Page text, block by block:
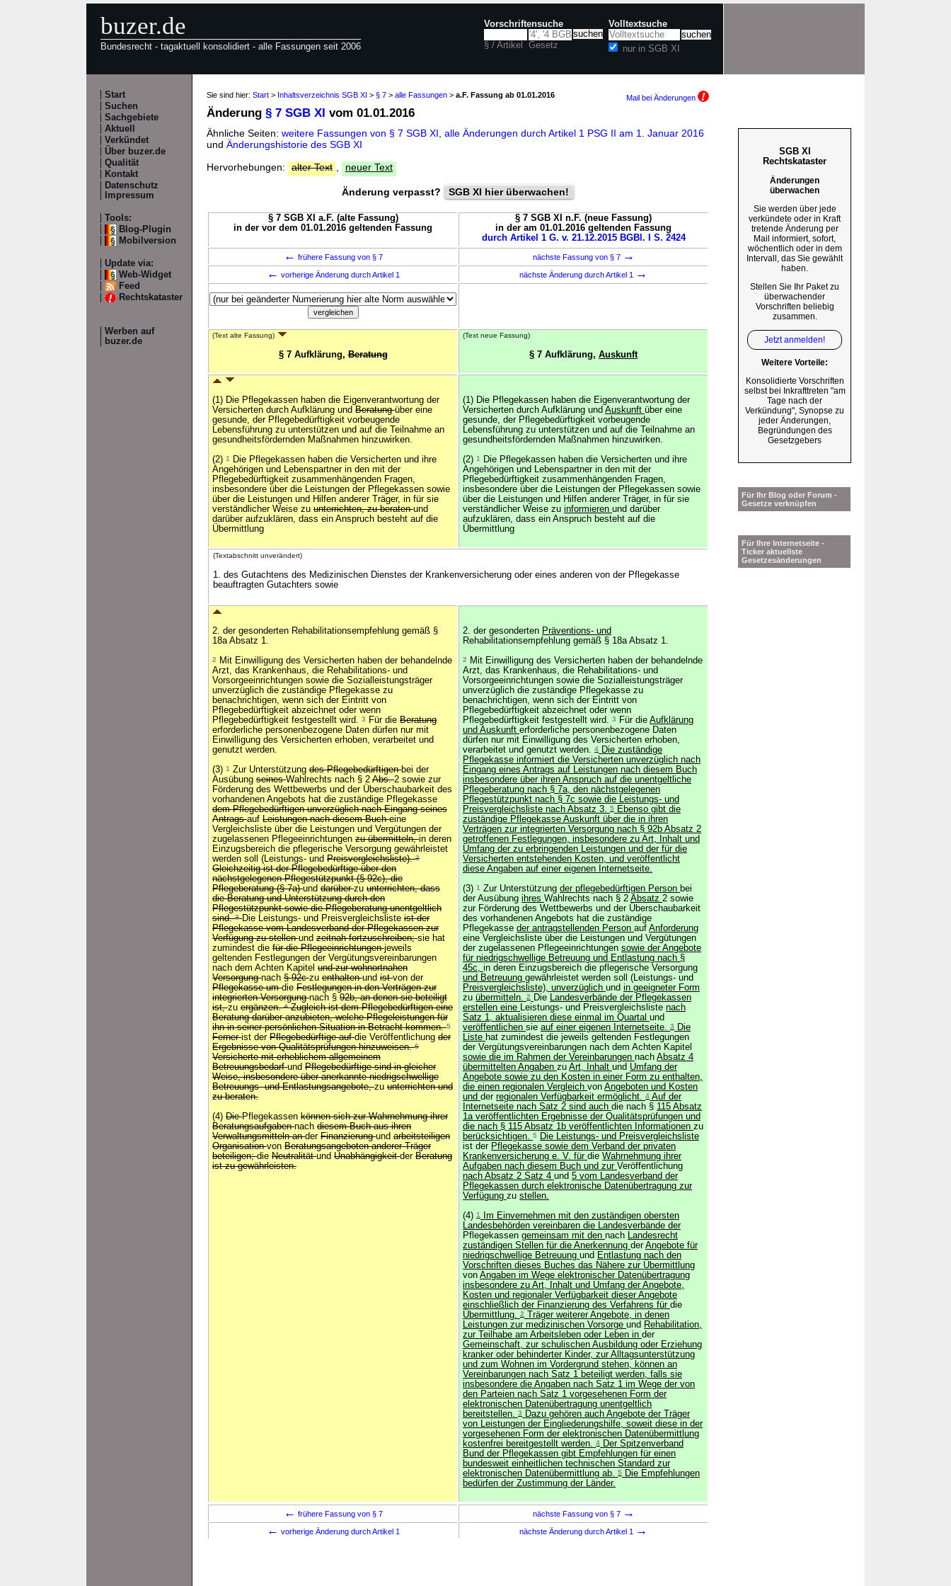
buzer.de
Bundesrecht - tagaktuell konsolidiert - alle Fassungen seit 2006
Vorschriftensuche
§ / Artikel Gesetz
Volltextsuche
nur in SGB XI
Start
Suchen
Sachgebiete
Aktuell
Verkündet
Über buzer.de
Qualität
Kontakt
Datenschutz
Impressum
Tools:
Blog-Plugin
Mobilversion
Update via:
Web-Widget
Feed
Rechtskataster
Werben auf
buzer.de
Sie sind hier: Start > Inhaltsverzeichnis SGB XI > § 7 > alle Fassungen > a.F. Fassung ab 01.01.2016 Mail bei Änderungen
Änderung § 7 SGB XI vom 01.01.2016
Ähnliche Seiten: weitere Fassungen von § 7 SGB XI alle Änderungen durch Artikel 1 PSG II am 1. Januar 2016
und Änderungshistorie des SGB XI
Hervorhebungen:
alter Text neuer Text
Änderung verpasst? SGB XI hier überwachen!
§ 7 SGB XI a.F. (alte Fassung)
in der vor dem 01.01.2016 geltenden Fassung
§ 7 SGB XI n.F. (neue Fassung)
in der am 01.01.2016 geltenden Fassung
durch Artikel 1 G. v. 21.12.2015 BGBl. I S. 2424
← frühere Fassung von § 7 nächste Fassung von § 7 →
← vorherige Änderung durch Artikel 1 nächste Änderung durch Artikel 1 →
(Text alte Fassung)
§ 7 Aufklärung,Beratung
(Text neue Fassung)
§ 7 Aufklärung, Auskunft
(1) Die Pflegekassen haben die Eigenverantwortung der
Versicherten durch Aufklärung und Beratungüber eine
gesunde, der Pflegebedürftigkeit vorbeugende
Lebensführung zu unterstützen und auf die Teilnahme an
gesundheitsfördernden Maßnahmen hinzuwirken.
(2) 1
Die Pflegekassen haben die Versicherten und ihre
Angehörigen und Lebenspartner in den mit der
Pflegebedürftigkeit zusammenhängenden Fragen,
insbesondere über die Leistungen der Pflegekassen sowie
über die Leistungen und Hilfen anderer Träger, in für sie
verständlicher Weise zu unterrichten, zu beratenund
darüber aufzuklären, dass ein Anspruch besteht auf die
Übermittlung
(1) Die Pflegekassen haben die Eigenverantwortung der
Versicherten durch Aufklärung und Auskunft über eine
gesunde, der Pflegebedürftigkeit vorbeugende
Lebensführung zu unterstützen und auf die Teilnahme an
gesundheitsfördernden Maßnahmen hinzuwirken.
(2) 1
Die Pflegekassen haben die Versicherten und ihre
Angehörigen und Lebenspartner in den mit der
Pflegebedürftigkeit zusammenhängenden Fragen,
insbesondere über die Leistungen der Pflegekassen sowie
über die Leistungen und Hilfen anderer Träger, in für sie
verständlicher Weise zu informieren und darüber
aufzuklären, dass ein Anspruch besteht auf die
Übermittlung
(Textabschnitt unverändert)
1. des Gutachtens des Medizinischen Dienstes der Krankenversicherung oder eines anderen von der Pflegekasse
beauftragten Gutachters sowie
2. der gesonderten Rehabilitationsempfehlung gemäß §
18a Absatz 1.
2
Mit Einwilligung des Versicherten haben der behandelnde
Arzt, das Krankenhaus, die Rehabilitations- und
Vorsorgeeinrichtungen sowie die Sozialleistungsträger
unverzüglich die zuständige Pflegekasse zu
benachrichtigen, wenn sich der Eintritt von
Pflegebedürftigkeit abzeichnet oder wenn
Pflegebedürftigkeit festgestellt wird. 3 Für die Beratung
erforderliche personenbezogene Daten dürfen nur mit
Einwilligung des Versicherten erhoben, verarbeitet und
genutzt werden.
(3) 1 Zur Unterstützung des Pflegebedürftigenbei der
Ausübung seinesWahlrechts nach § 2 Abs.2 sowie zur
Förderung des Wettbewerbs und der Überschaubarkeit des
vorhandenen Angebots hat die zuständige Pflegekasse
dem Pflegebedürftigen unverzüglich nach Eingang seines
Antragsauf Leistungen nach diesem Bucheine
Vergleichsliste über die Leistungen und Vergütungen der
zugelassenen Pflegeeinrichtungen zu übermitteln,in deren
Einzugsbereich die pflegerische Versorgung gewährleistet
werden soll (Leistungs- und Preisvergleichsliste).2
Gleichzeitig ist der Pflegebedürftige über den
nächstgelegenen Pflegestützpunkt (§ 92c), die
Pflegeberatung (§ 7a)und darüberzu unterrichten, dass
die Beratung und Unterstützung durch den
Pflegestützpunkt sowie die Pflegeberatung unentgeltlich
sind.3 Die Leistungs- und Preisvergleichsliste ist der
Pflegekasse vom Landesverband der Pflegekassen zur
Verfügung zu stellenund zeitnah fortzuschreiben;sie hat
zumindest die für die Pflegeeinrichtungenjeweils
geltenden Festlegungen der Vergütungsvereinbarungen
nach dem Achten Kapitel und zur wohnortnahen
Versorgungnach § 92czu enthaltenund istvon der
Pflegekasse umdie Festlegungen in den Verträgen zur
integrierten Versorgungnach § 92b, an denen sie beteiligt
ist,zu ergänzen.4Zugleich ist dem Pflegebedürftigen eine
Beratung darüber anzubieten, welche Pflegeleistungen für
ihn in seiner persönlichen Situation in Betracht kommen.5
Fernerist der Pflegebedürftige aufdie Veröffentlichung der
Ergebnisse von Qualitätsprüfungen hinzuweisen.6
Versicherte mit erheblichem allgemeinem
Betreuungsbedarfund Pflegebedürftige sind in gleicher
Weise, insbesondere über anerkannte niedrigschwellige
Betreuungs- und Entlastungsangebote,zu unterrichten und
zu beraten.
(4) DiePflegekassen können sich zur Wahrnehmung ihrer
Beratungsaufgabennach diesem Buch aus ihren
Verwaltungsmitteln ander Finanzierungund arbeitsteiligen
Organisationvon Beratungsangeboten anderer Träger
beteiligen;die Neutralitätund Unabhängigkeitder Beratung
ist zu gewährleisten.
2. der gesonderten Präventions- und
Rehabilitationsempfehlung gemäß § 18a Absatz 1.
2
Mit Einwilligung des Versicherten haben der behandelnde
Arzt, das Krankenhaus, die Rehabilitations- und
Vorsorgeeinrichtungen sowie die Sozialleistungsträger
unverzüglich die zuständige Pflegekasse zu
benachrichtigen, wenn sich der Eintritt von
Pflegebedürftigkeit abzeichnet oder wenn
Pflegebedürftigkeit festgestellt wird. 3 Für die Aufklärung
und Auskunft erforderliche personenbezogene Daten
dürfen nur mit Einwilligung des Versicherten erhoben,
verarbeitet und genutzt werden. 4 Die zuständige
Pflegekasse informiert die Versicherten unverzüglich nach
Eingang eines Antrags auf Leistungen nach diesem Buch
insbesondere über ihren Anspruch auf die unentgeltliche
Pflegeberatung nach § 7a, den nächstgelegenen
Pflegestützpunkt nach § 7c sowie die Leistungs- und
Preisvergleichsliste nach Absatz 3. 5 Ebenso gibt die
zuständige Pflegekasse Auskunft über die in ihren
Verträgen zur integrierten Versorgung nach § 92b Absatz 2
getroffenen Festlegungen, insbesondere zu Art, Inhalt und
Umfang der zu erbringenden Leistungen und der für die
Versicherten entstehenden Kosten, und veröffentlicht
diese Angaben auf einer eigenen Internetseite.
(3) 1 Zur Unterstützung der pflegebedürftigen Person bei
der Ausübung ihres Wahlrechts nach § 2 Absatz 2 sowie
zur Förderung des Wettbewerbs und der Überschaubarkeit
des vorhandenen Angebots hat die zuständige
Pflegekasse der antragstellenden Person auf Anforderung
eine Vergleichsliste über die Leistungen und Vergütungen
der zugelassenen Pflegeeinrichtungen sowie der Angebote
für niedrigschwellige Betreuung und Entlastung nach §
45c, in deren Einzugsbereich die pflegerische Versorgung
und Betreuung gewährleistet werden soll (Leistungs- und
Preisvergleichsliste), unverzüglich und in geeigneter Form
zu übermitteln. 2 Die Landesverbände der Pflegekassen
erstellen eine Leistungs- und Preisvergleichsliste nach
Satz 1, aktualisieren diese einmal im Quartal und
veröffentlichen sie auf einer eigenen Internetseite. 3
Die
Liste hat zumindest die jeweils geltenden Festlegungen
der Vergütungsvereinbarungen nach dem Achten Kapitel
sowie die im Rahmen der Vereinbarungen nach Absatz 4
übermittelten Angaben zu Art, Inhalt und Umfang der
Angebote sowie zu den Kosten in einer Form zu enthalten,
die einen regionalen Vergleich von Angeboten und Kosten
und der regionalen Verfügbarkeit ermöglicht. 4 Auf der
Internetseite nach Satz 2 sind auch die nach § 115 Absatz
1a veröffentlichten Ergebnisse der Qualitätsprüfungen und
die nach § 115 Absatz 1b veröffentlichten Informationen zu
berücksichtigen. 5 Die Leistungs- und Preisvergleichsliste
ist der Pflegekasse sowie dem Verband der privaten
Krankenversicherung e. V. für die Wahrnehmung ihrer
Aufgaben nach diesem Buch und zur Veröffentlichung
nach Absatz 2 Satz 4 und 5 vom Landesverband der
Pflegekassen durch elektronische Datenübertragung zur
Verfügung zu stellen.
(4) 1
Im Einvernehmen mit den zuständigen obersten
Landesbehörden vereinbaren die Landesverbände der
Pflegekassen gemeinsam mit den nach Landesrecht
zuständigen Stellen für die Anerkennung derAngebote für
niedrigschwellige Betreuung und Entlastung nach den
Vorschriften dieses Buches das Nähere zur Übermittlung
von Angaben im Wege elektronischer Datenübertragung
insbesondere zu Art, Inhalt und Umfang der Angebote,
Kosten und regionaler Verfügbarkeit dieser Angebote
einschließlich der Finanzierung des Verfahrens für die
Übermittlung. 2
Träger weiterer Angebote, in denen
Leistungen zur medizinischen Vorsorge und Rehabilitation,
zur Teilhabe am Arbeitsleben oder Leben in der
Gemeinschaft, zur schulischen Ausbildung oder Erziehung
kranker oder behinderter Kinder, zur Alltagsunterstützung
und zum Wohnen im Vordergrund stehen, können an
Vereinbarungen nach Satz 1 beteiligt werden, falls sie
insbesondere die Angaben nach Satz 1 im Wege der von
den Parteien nach Satz 1 vorgesehenen Form der
elektronischen Datenübertragung unentgeltlich
bereitstellen. 3
Dazu gehören auch Angebote der Träger
von Leistungen der Eingliederungshilfe, soweit diese in der
vorgesehenen Form der elektronischen Datenübermittlung
kostenfrei bereitgestellt werden. 4 Der Spitzenverband
Bund der Pflegekassen gibt Empfehlungen für einen
bundesweit einheitlichen technischen Standard zur
elektronischen Datenübermittlung ab. 5 Die Empfehlungen
bedürfen der Zustimmung der Länder.
← frühere Fassung von § 7 nächste Fassung von § 7 →
← vorherige Änderung durch Artikel 1 nächste Änderung durch Artikel 1 →
SGB XI
Rechtskataster
Änderungen
überwachen
Sie werden über jede
verkündete oder in Kraft
tretende Änderung per
Mail informiert, sofort,
wöchentlich oder in dem
Intervall, das Sie gewählt
haben.
Stellen Sie Ihr Paket zu
überwachender
Vorschriften beliebig
zusammen.
Jetzt anmelden!
Weitere Vorteile:
Konsolidierte Vorschriften
selbst bei Inkrafttreten "am
Tage nach der
Verkündung", Synopse zu
jeder Änderungen,
Begründungen des
Gesetzgebers
Für Ihr Blog oder Forum -
Gesetze verknüpfen
Für Ihre Internetseite -
Ticker aktuellste
Gesetzesänderungen